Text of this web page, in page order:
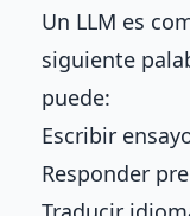
Un LLM es
siguiente
puede:
Escribir
Responder